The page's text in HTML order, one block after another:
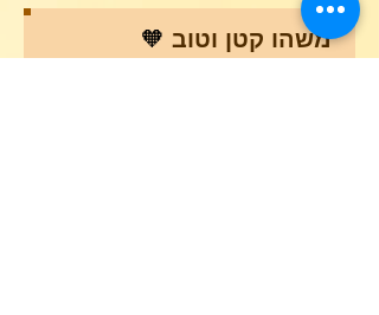
🧡 משהו קטן וטוב